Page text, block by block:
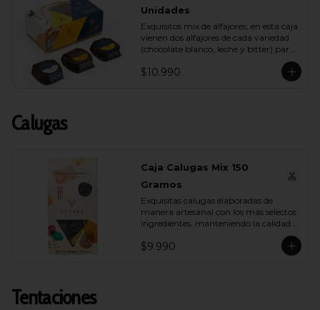
Unidades
Exquisitos mix de alfajores, en esta caja
vienen dos alfajores de cada variedad
(chocolate blanco, leche y bitter) para
querido.
$10.990
Calugas
Caja Calugas Mix 150
Gramos
Exquisitas calugas elaboradas de
manera artesanal con los más selectos
ingredientes, manteniendo la calidad
propia de Vettel. Encuéntralas en sus
distintas variedades para que
$9.990
Tentaciones